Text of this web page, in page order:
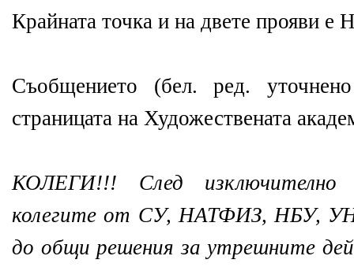
Крайната точка и на двете прояви е
Съобщението (бел. ред.
страницата на Художествената
КОЛЕГИ!!! След изключително
колегите от СУ, НАТФИЗ, НБУ,
до общи решения за утрешните